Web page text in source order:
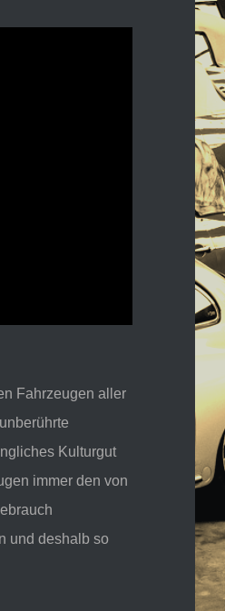
Fahrzeugen aller
Kulturgut
immer den von
und deshalb so